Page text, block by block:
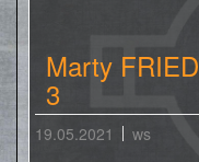
Marty
3
19.05.2021 ws